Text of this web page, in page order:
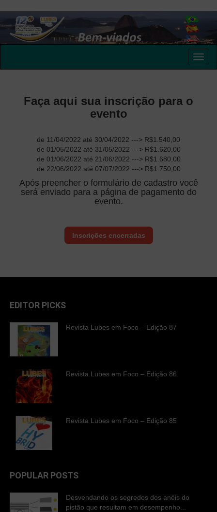
Faça aqui sua inscrição para o
evento
de 11/04/2022 até 30/04/2022 ---> R$1.540,00
de 01/05/2022 até 31/05/2022 ---> R$1.620,00
de 01/06/2022 até 21/06/2022 ---> R$1.680,00
de 22/06/2022 até 07/07/2022 ---> R$1.750,00
Após preencher o formulário de cadastro você
será enviado para a página de pagamento do
evento.
Inscrições encerradas
EDITOR PICKS
Revista Lubes em Foco – Edição 87
Revista Lubes em Foco – Edição 86
Revista Lubes em Foco – Edição 85
POPULAR POSTS
Desvendando os segredos dos anéis do
pistão que resultam em desempenho...